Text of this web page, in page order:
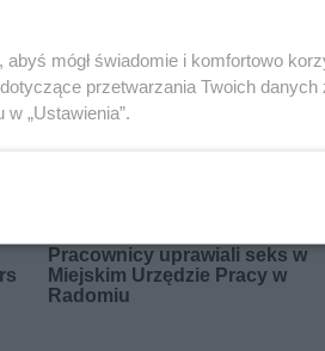
mógł świadomie i komfortowo
przetwarzania Twoich
„Ustawienia”.